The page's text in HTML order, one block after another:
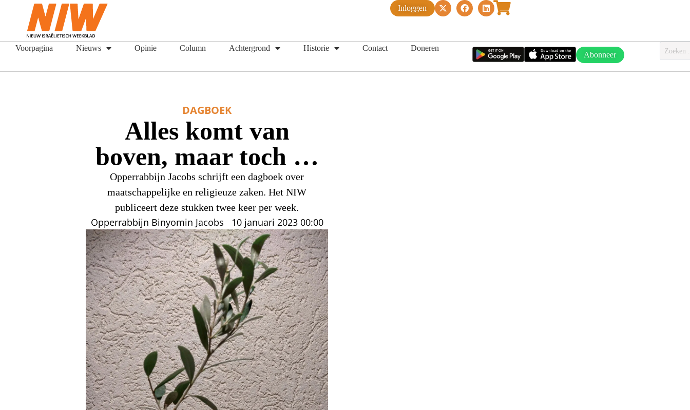
Inloggen
Voorpagina Nieuws Opinie Column Achtergrond Historie Contact Doneren
Abonneer
DAGBOEK
Alles komt van
boven, maar toch …
Opperrabbijn Jacobs schrijft een dagboek over
maatschappelijke en religieuze zaken. Het NIW
publiceert deze stukken twee keer per week.
Opperrabbijn Binyomin Jacobs 10 januari 2023 00:00